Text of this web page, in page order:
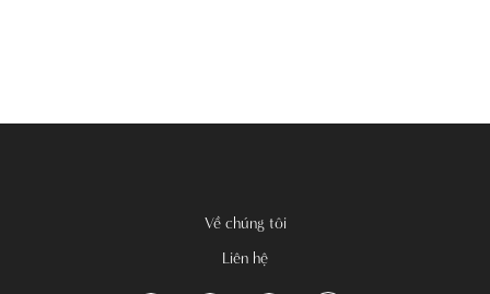
Về chúng tôi
Liên hệ